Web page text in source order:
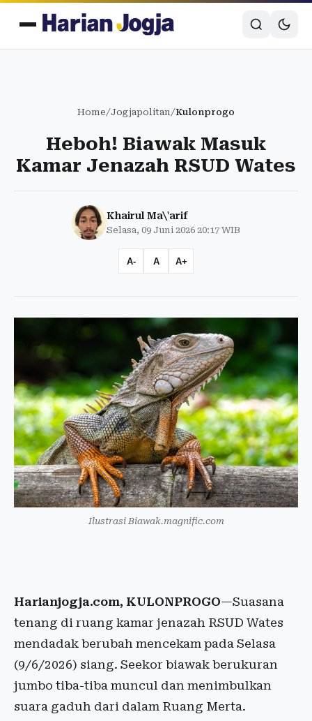
Home/Jogjapolitan/Kulonprogo
Heboh! Biawak Masuk
Kamar Jenazah RSUD Wates
Khairul Ma\'arif
Selasa, 09 Juni 2026 20:17 WIB
A- A A+
Ilustrasi Biawak.magnific.com
Harianjogja.com, KULONPROGO—Suasana
tenang di ruang kamar jenazah RSUD Wates
mendadak berubah mencekam pada Selasa
(9/6/2026) siang. Seekor biawak berukuran
jumbo tiba-tiba muncul dan menimbulkan
suara gaduh dari dalam Ruang Merta.